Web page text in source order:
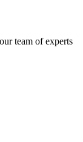
team of experts